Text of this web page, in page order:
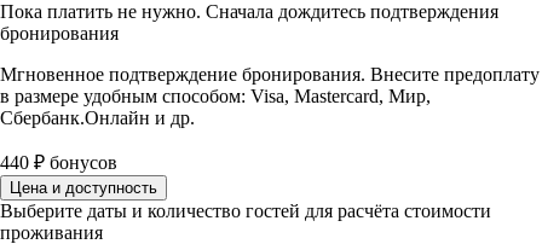
Пока платить не нужно. Сначала дождитесь подтверждения
бронирования
Мгновенное подтверждение бронирования. Внесите предоплату
в размере удобным способом: Visa, Mastercard, Мир,
Сбербанк.Онлайн и др.
440 ₽ бонусов
Цена и доступность
Выберите даты и количество гостей для расчёта стоимости
проживания